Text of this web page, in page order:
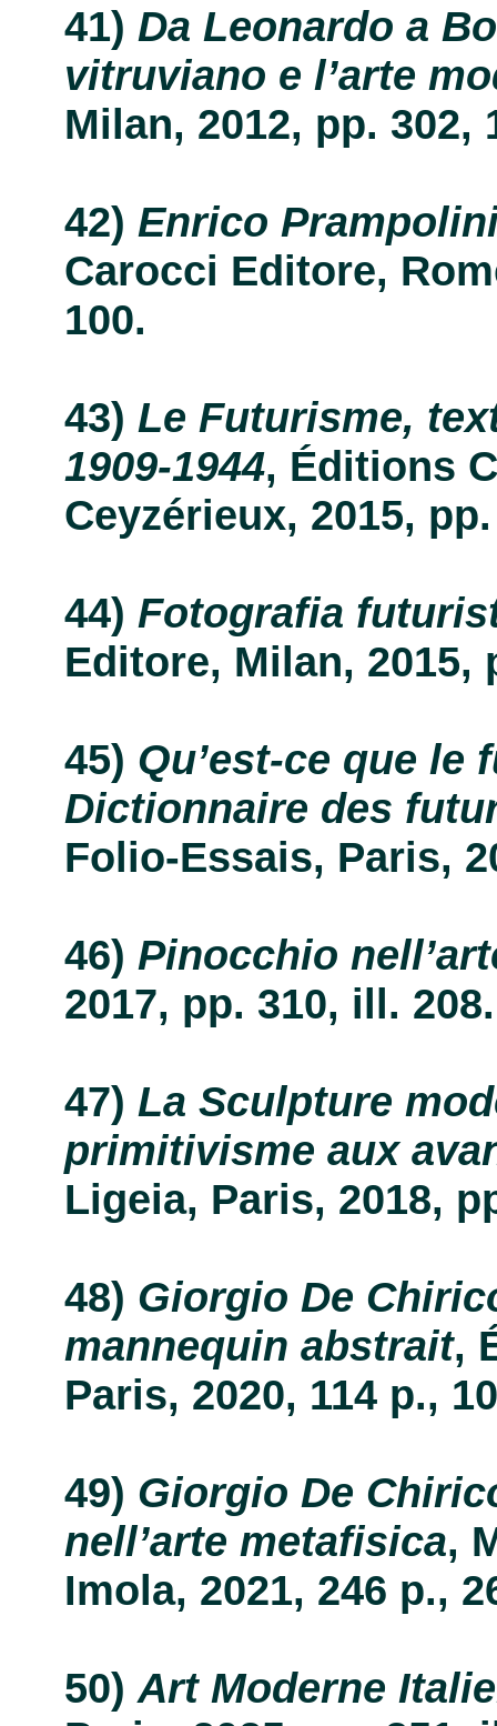
Da Leonardo a
vitruviano e l’arte
Milan, 2012, pp. 302,
Enrico
Carocci Editore,
100.
Le Futurisme,
1909-1944, Éditions
Ceyzérieux, 2015,
Fotografia
Editore, Milan, 2015,
Qu’est-ce que le
Dictionnaire des
Folio-Essais, Paris,
Pinocchio
2017, pp. 310, ill. 208.
La Sculpture
primitivisme aux
Ligeia, Paris, 2018,
Giorgio De
mannequin abstrait,
Paris, 2020, 114 p.,
Giorgio De
nell’arte metafisica,
Imola, 2021, 246 p.,
Art Moderne